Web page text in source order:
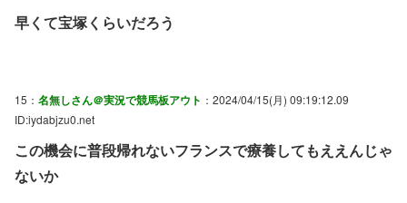
早くて宝塚くらいだろう
15： 名無しさん＠実況で競馬板アウト ：2024/04/15(月) 09:19:12.09
ID:iydabjzu0.net
この機会に普段帰れないフランスで療養してもええんじゃ
ないか